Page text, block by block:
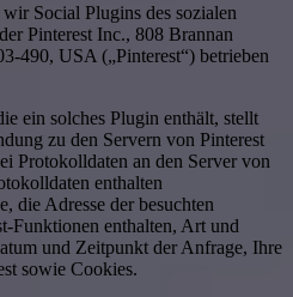
Social Plugins des sozialen
Pinterest Inc., 808 Brannan
490, USA („Pinterest“) betrieben
ein solches Plugin enthält, stellt
zu den Servern von Pinterest
Protokolldaten an den Server von
enthalten
die Adresse der besuchten
Funktionen enthalten, Art und
und Zeitpunkt der Anfrage, Ihre
sowie Cookies.